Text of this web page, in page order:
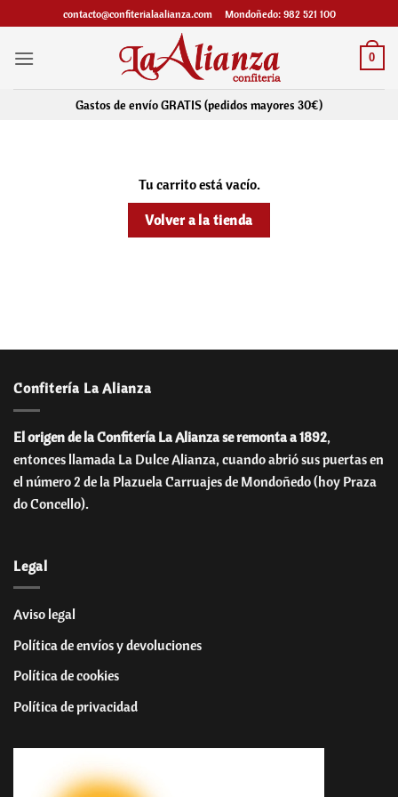
al
contenido
contacto@confiterialaalianza.com Mondoñedo: 982 521 100
0
Gastos de envío GRATIS (pedidos mayores 30€)
Tu carrito está vacío.
Volver a la tienda
Confitería La Alianza
El origen de la Confitería La Alianza se remonta a 1892,
entonces llamada La Dulce Alianza, cuando abrió sus puertas en
el número 2 de la Plazuela Carruajes de Mondoñedo (hoy Praza
do Concello).
Legal
Aviso legal
Política de envíos y devoluciones
Política de cookies
Política de privacidad